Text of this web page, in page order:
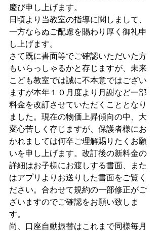
慶び申し上げます。
日頃より当教室の指導に関しまして、
一方ならぬご配慮を賜わり厚く御礼申
し上げます。
さて既に書面等でご確認いただいた方
もいらっしゃるかと存じますが、未来
こども教室では誠に不本意ではござい
ますが本年１０月度より月謝など一部
料金を改訂させていただくこととなり
ました。現在の物価上昇傾向の中、大
変心苦しく存じますが、保護者様にお
かれましては何卒ご理解賜りたくお願
いを申し上げます。改訂後の新料金の
詳細はお子様にお渡しする書面、また
はアプリよりお送りした書面をご覧く
ださい。合わせて規約の一部修正がご
ざいますのでご確認をお願い致しま
す。
尚、口座自動振替はこれまで同様毎月